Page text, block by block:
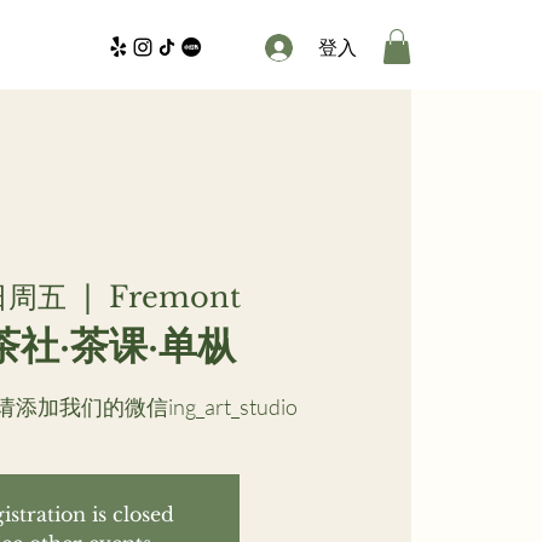
登入
五 Fremont
社·茶课·单枞
添加我们的微信ing_art_studio
is closed